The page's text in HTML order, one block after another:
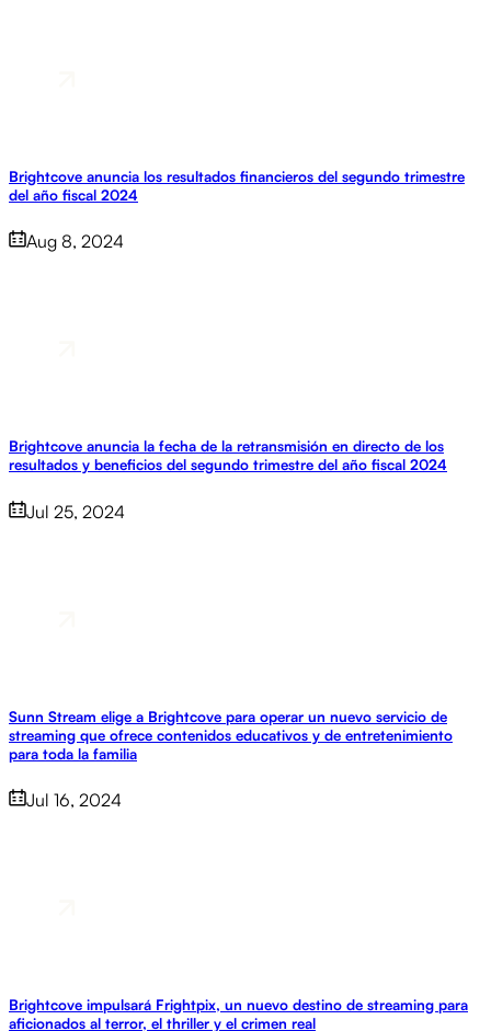
Brightcove anuncia los resultados financieros del segundo trimestre
del año fiscal 2024
Aug 8, 2024
Brightcove anuncia la fecha de la retransmisión en directo de los
resultados y beneficios del segundo trimestre del año fiscal 2024
Jul 25, 2024
Sunn Stream elige a Brightcove para operar un nuevo servicio de
streaming que ofrece contenidos educativos y de entretenimiento
para toda la familia
Jul 16, 2024
Brightcove impulsará Frightpix, un nuevo destino de streaming para
aficionados al terror, el thriller y el crimen real